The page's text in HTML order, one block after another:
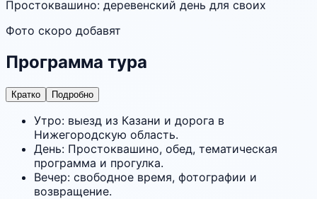
Простоквашино: деревенский день для своих
Фото скоро добавят
Программа тура
Кратко Подробно
Утро: выезд из Казани и дорога в
Нижегородскую область.
День: Простоквашино, обед, тематическая
программа и прогулка.
Вечер: свободное время, фотографии и
возвращение.